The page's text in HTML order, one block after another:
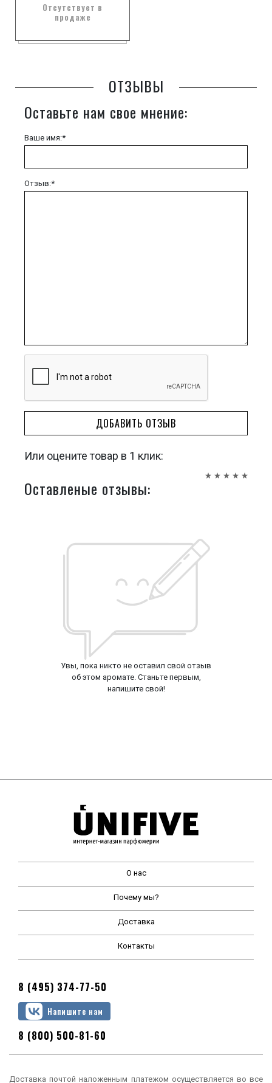
Отсутствует в
продаже
ОТЗЫВЫ
Оставьте нам свое мнение:
Ваше имя:*
Отзыв:*
ДОБАВИТЬ ОТЗЫВ
Или оцените товар в 1 клик:
Оставленые отзывы:
Увы, пока никто не оставил свой отзыв
об этом аромате. Станьте первым,
напишите свой!
О нас
Почему мы?
Доставка
Контакты
8 (495) 374-77-50
Напишите нам
8 (800) 500-81-60
Доставка почтой наложенным платежом осуществляется во все